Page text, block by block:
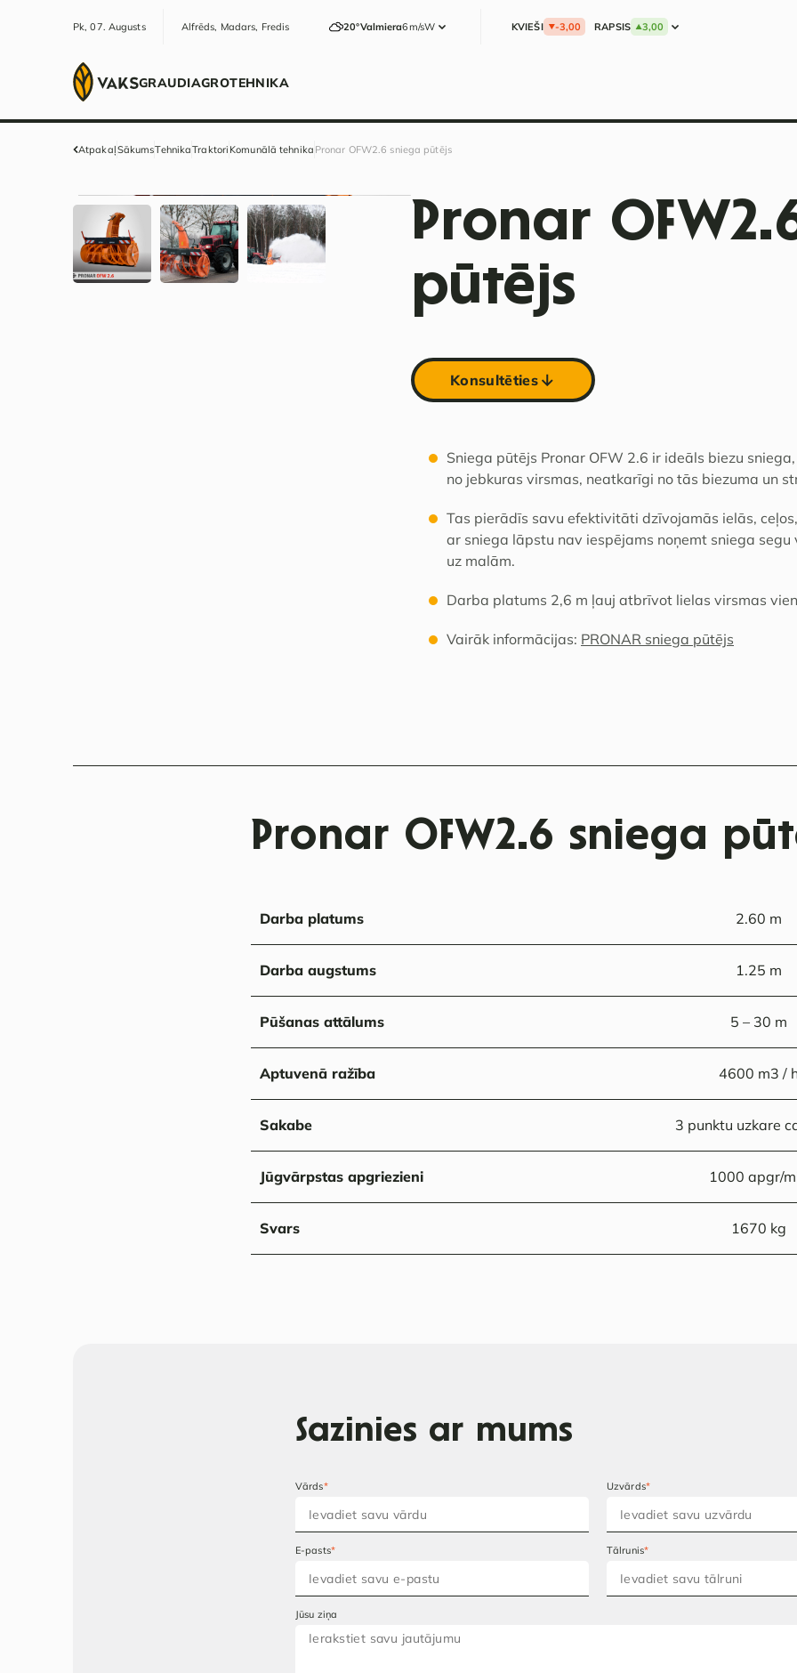
Pk, 07. Augusts Alfrēds, Madars, Fredis 20°Valmiera6m/sW KVIEŠI -3,00 RAPSIS 3,00
GRAUDIAGROTEHNIKA
AtpakaļSākumsTehnikaTraktori Komunālā tehnika Pronar OFW2.6 sniega pūtējs
Pronar
pūtējs
Konsultēties
Sniega pūtējs Pronar OFW 2.6 ir ideāls biezu
no jebkuras virsmas, neatkarīgi no tās biezuma un
Tas pierādīs savu efektivitāti dzīvojamās ielās,
ar sniega lāpstu nav iespējams noņemt sniega
uz malām.
Darba platums 2,6 m ļauj atbrīvot lielas virsmas
Vairāk informācijas: PRONAR sniega pūtējs
Pronar OFW2.6 sniega
Darba platums 2.60 m
Darba augstums 1.25 m
Pūšanas attālums 5 – 30 m
Aptuvenā ražība 4600 m3 /
Sakabe 3 punktu uzkare
Jūgvārpstas apgriezieni 1000 apgr/
Svars 1670 kg
Sazinies ar mums
Vārds* Uzvārds*
E-pasts* Tālrunis*
Jūsu ziņa